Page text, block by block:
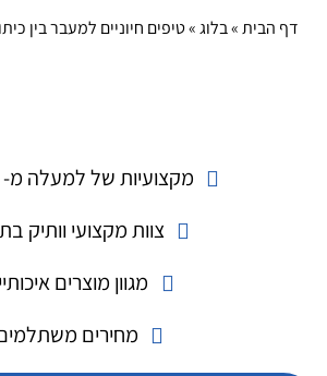
דף הבית»בלוג»טיפים חיוניים למעבר בין
מקצועיות של למעלה מ- 14
צוות מקצועי וותיק
מגוון מוצרים
מחירים